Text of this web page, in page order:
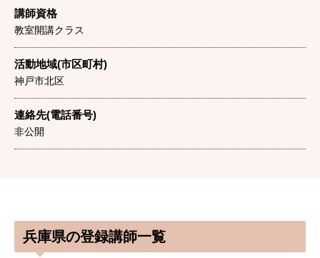
講師資格
教室開講クラス
活動地域(市区町村)
神戸市北区
連絡先(電話番号)
非公開
兵庫県の登録講師一覧